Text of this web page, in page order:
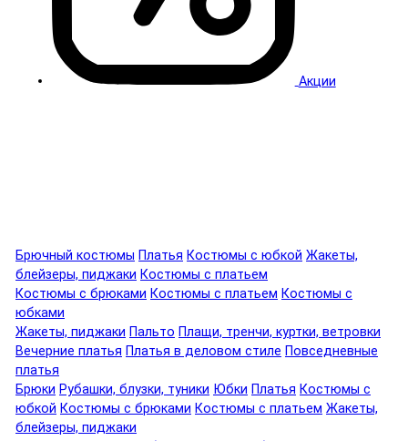
Акции
Брючный костюмы Платья Костюмы с юбкой Жакеты,
блейзеры, пиджаки Костюмы с платьем
Костюмы с брюками Костюмы с платьем Костюмы с
юбками
Жакеты, пиджаки Пальто Плащи, тренчи, куртки, ветровки
Вечерние платья Платья в деловом стиле Повседневные
платья
Брюки Рубашки, блузки, туники Юбки Платья Костюмы с
юбкой Костюмы с брюками Костюмы с платьем Жакеты,
блейзеры, пиджаки